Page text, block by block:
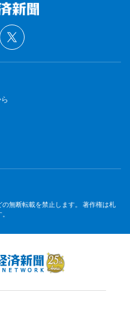
無断転載を禁止します。 著作権は札